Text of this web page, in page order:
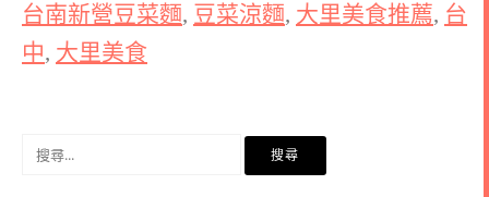
台南新營豆菜麵, 豆菜涼麵, 大里美食推薦, 台
中, 大里美食